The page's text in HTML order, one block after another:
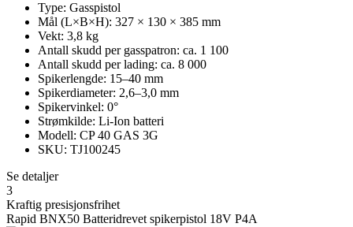
Type: Gasspistol
Mål (L×B×H): 327 × 130 × 385 mm
Vekt: 3,8 kg
Antall skudd per gasspatron: ca. 1 100
Antall skudd per lading: ca. 8 000
Spikerlengde: 15–40 mm
Spikerdiameter: 2,6–3,0 mm
Spikervinkel: 0°
Strømkilde: Li-Ion batteri
Modell: CP 40 GAS 3G
SKU: TJ100245
Se detaljer
3
Kraftig presisjonsfrihet
Rapid BNX50 Batteridrevet spikerpistol 18V P4A